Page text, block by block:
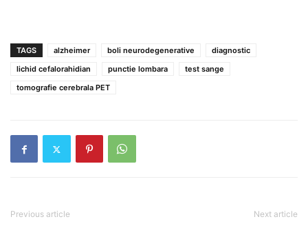
TAGS alzheimer boli neurodegenerative
diagnostic
lichid cefalorahidian
punctie lombara
test sange
tomografie cerebrala PET
Previous article Next article